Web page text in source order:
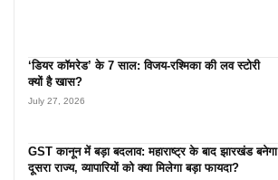
‘डियर कॉमरेड’ के 7 साल: विजय-रश्मिका की लव स्टोरी
क्यों है खास?
July 27, 2026
GST कानून में बड़ा बदलाव: महाराष्ट्र के बाद झारखंड बनेगा
दूसरा राज्य, व्यापारियों को क्या मिलेगा बड़ा फायदा?